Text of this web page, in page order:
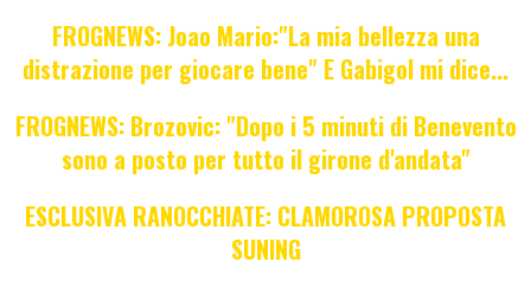
FROGNEWS: Joao Mario:"La mia bellezza una
distrazione per giocare bene" E Gabigol mi dice...
FROGNEWS: Brozovic: "Dopo i 5 minuti di Benevento
sono a posto per tutto il girone d'andata"
ESCLUSIVA RANOCCHIATE: CLAMOROSA PROPOSTA
SUNING